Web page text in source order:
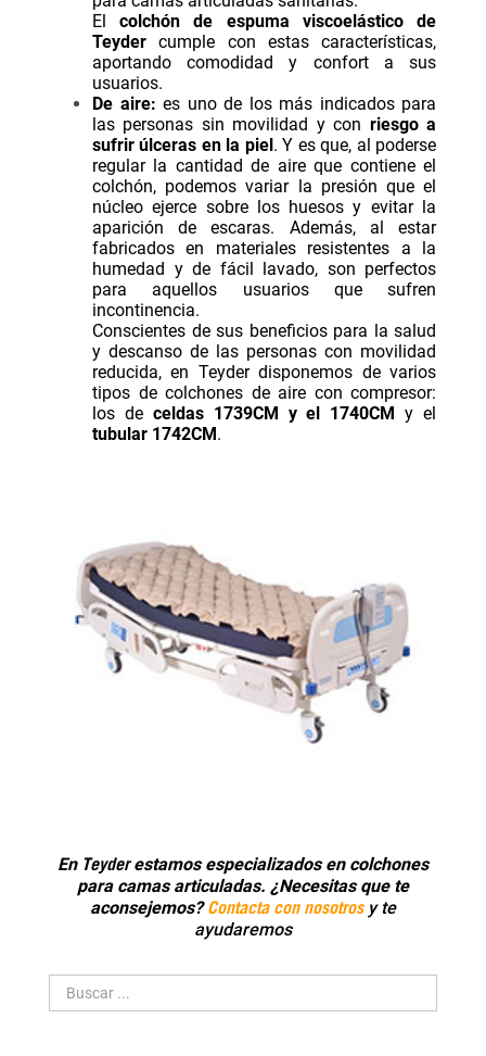
Elcolchón de espuma viscoelásticode
Teyder cumple con estas características,
aportando comodidad y confort a sus
usuarios.
De aire: es uno de los más indicados para
las personas sin movilidad y con riesgo a
sufrir úlceras en la piel. Y es que, al poderse
regular la cantidad de aire que contiene el
colchón, podemos variar la presión que el
núcleo ejerce sobre los huesos y evitar la
aparición de escaras. Además, al estar
fabricados en materiales resistentes a la
humedad y de fácil lavado, son perfectos
para aquellos usuarios que sufren
incontinencia.
Conscientes de sus beneficios para la salud
y descanso de las personas con movilidad
reducida, en Teyder disponemos de varios
tipos de colchones de aire con compresor:
los de celdas 1739CM y el 1740CM y el
tubular 1742CM.
En Teyderestamos especializados en colchones
para camas articuladas. ¿Necesitas que te
aconsejemos? Contacta con nosotrosy te
ayudaremos